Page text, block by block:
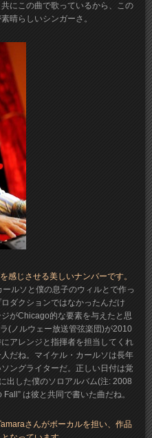
にこの曲で歌っているから、この
晴らしいシンガーさ。
感じさせる美しいナンバーです。
ルソと僕の息子のウィルとで作っ
ダクションではなかったんだけ
がChicago的な要素を与えたと思
(ノルウェー放送管弦楽団)が2010
アレンジと指揮者を担当してくれ
だね。マイケル・カールソは長年
ングライターだ。正しい日付は覚
出した僕のソロアルバム(注: 2008
は彼と共同で書いた曲だね。
さんがボーカルを担い、作品